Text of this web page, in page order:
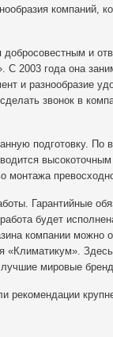
компаний,
и
С 2003 года она
и разнообразие
звонок в
подготовку. По
монтажа
Гарантийные
будет
компании можно
«Климатикум».
лучшие мировые
рекомендации